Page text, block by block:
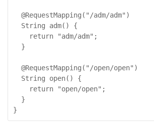
  @RequestMapping("/adm/adm")
  String adm() {
    return "adm/adm";
  }
  @RequestMapping("/open/open")
  String open() {
    return "open/open";
  }